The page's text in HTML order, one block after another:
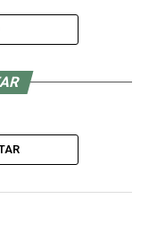
dessas